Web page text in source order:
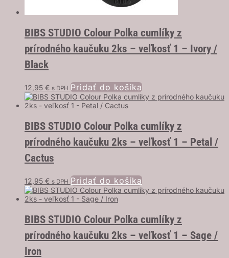
BIBS STUDIO Colour Polka cumlíky z
prírodného kaučuku 2ks – veľkosť 1 – Ivory /
Black
12,95 € s DPH Pridať do košíka
BIBS STUDIO Colour Polka cumlíky z
prírodného kaučuku 2ks – veľkosť 1 – Petal /
Cactus
12,95 € s DPH Pridať do košíka
BIBS STUDIO Colour Polka cumlíky z
prírodného kaučuku 2ks – veľkosť 1 – Sage /
Iron